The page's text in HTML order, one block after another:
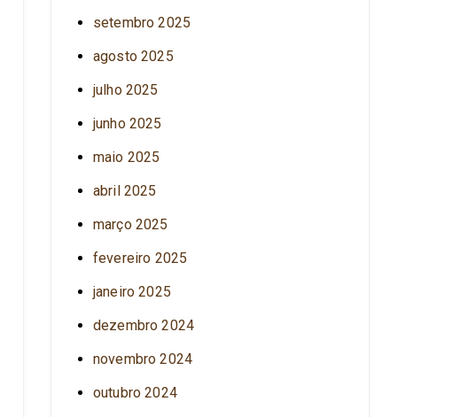
setembro 2025
agosto 2025
julho 2025
junho 2025
maio 2025
abril 2025
março 2025
fevereiro 2025
janeiro 2025
dezembro 2024
novembro 2024
outubro 2024